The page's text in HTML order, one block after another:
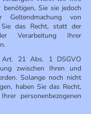
Sie sie jedoch
Geltendmachung von
Sie das Recht, statt der
Verarbeitung Ihrer
Art. 21 Abs. 1 DSGVO
zwischen Ihren und
Solange noch nicht
haben Sie das Recht,
personenbezogenen